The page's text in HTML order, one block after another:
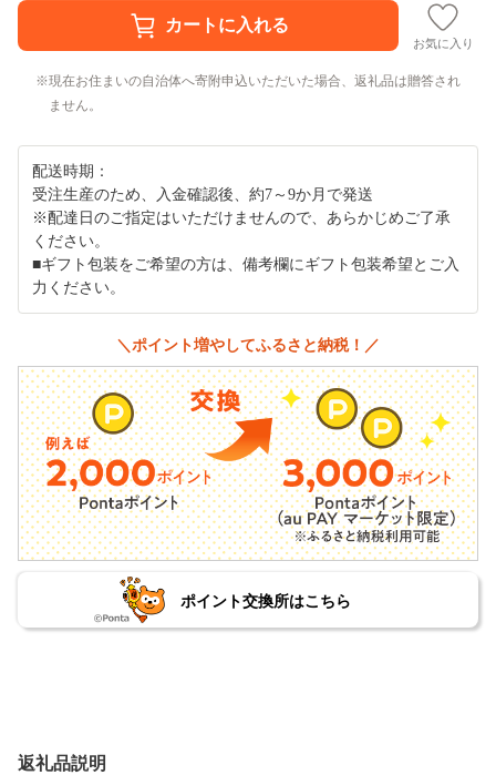
お気に入り
現在お住まいの自治体へ寄附申込いただいた場合、返礼品は贈答され
ません。
配送時期：
受注生産のため、入金確認後、約7～9か月で発送
※配達日のご指定はいただけませんので、あらかじめご了承
ください。
■ギフト包装をご希望の方は、備考欄にギフト包装希望とご入
力ください。
＼ポイント増やしてふるさと納税！／
ポイント交換所はこちら
返礼品説明